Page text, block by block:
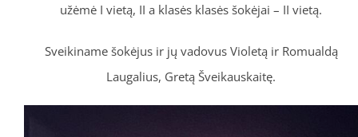
užėmė I vietą, II a klasės klasės šokėjai – II vietą.
Sveikiname šokėjus ir jų vadovus Violetą ir Romualdą
Laugalius, Gretą Šveikauskaitę.